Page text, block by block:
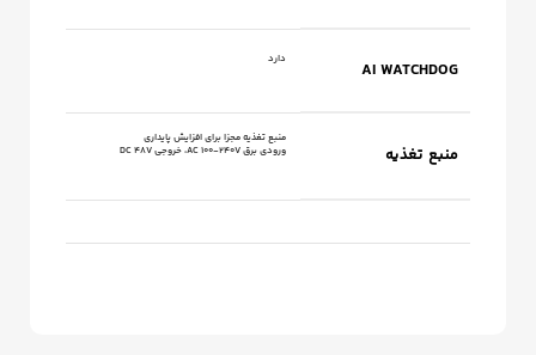
AI WATCHDOG دارد
منبع تغذیه
منبع تغذیه مجزا برای افزایش پایداری
ورودی برق AC 100-240V، خروجی DC 48V